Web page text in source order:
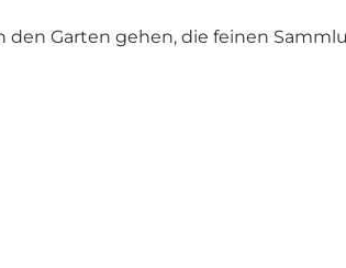
Garten gehen, die feinen